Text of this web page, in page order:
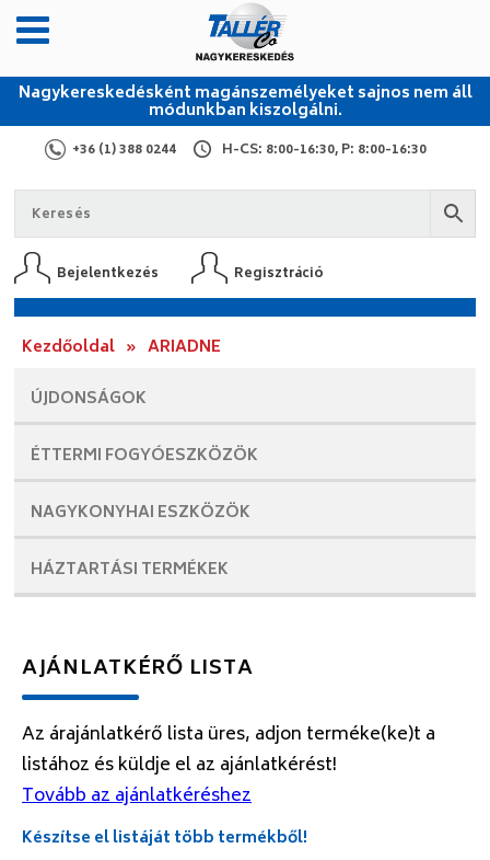
Nagykereskedésként magánszemélyeket sajnos nem áll
módunkban kiszolgálni.
+36 (1) 388 0244 H-CS: 8:00-16:30, P: 8:00-16:30
Bejelentkezés Regisztráció
Kezdőoldal » ARIADNE
ÚJDONSÁGOK
ÉTTERMI FOGYÓESZKÖZÖK
NAGYKONYHAI ESZKÖZÖK
HÁZTARTÁSI TERMÉKEK
AJÁNLATKÉRŐ LISTA
Az árajánlatkérő lista üres, adjon terméke(ke)t a
listához és küldje el az ajánlatkérést!
Tovább az ajánlatkéréshez
Készítse el listáját több termékből!